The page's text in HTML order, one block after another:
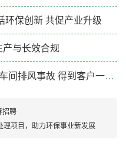
环保创新 共促产业升级
与长效合规
恒大兴业 通宵达旦-为客户抢修车间排风事故 得到客户一致好评
招聘
理项目，助力环保事业新发展